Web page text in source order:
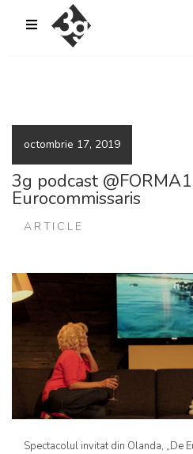
sold-out-button {{acf:sold_out}}
octombrie 17, 2019
3g podcast
Eurocommissaris
ARTICLE
Spectacolul invitat din Olanda, „De